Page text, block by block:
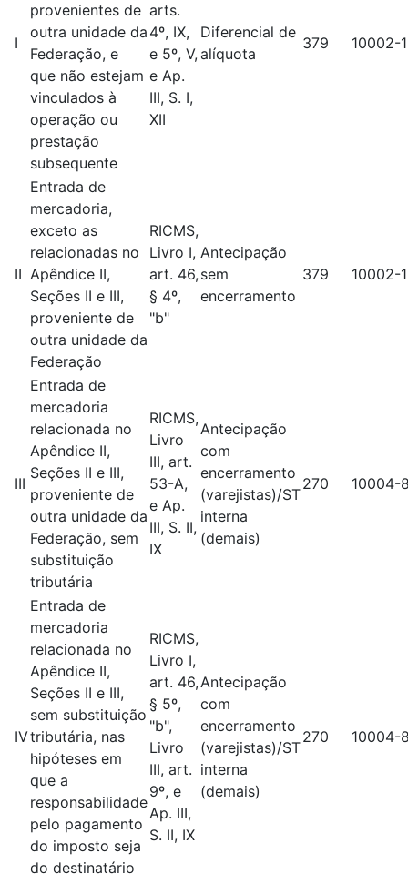
I
provenientes de
outra unidade da
Federação, e
que não estejam
vinculados à
operação ou
prestação
subsequente
arts.
4º, IX,
e 5º, V,
e Ap.
III, S. I,
XII
Diferencial de
alíquota
379 10002-1
II
Entrada de
mercadoria,
exceto as
relacionadas no
Apêndice II,
Seções II e III,
proveniente de
outra unidade da
Federação
RICMS,
Livro I,
art. 46,
§ 4º,
"b"
Antecipação
sem
encerramento
379 10002-1
III
Entrada de
mercadoria
relacionada no
Apêndice II,
Seções II e III,
proveniente de
outra unidade da
Federação, sem
substituição
tributária
RICMS,
Livro
III, art.
53-A,
e Ap.
III, S. II,
IX
Antecipação
com
encerramento
(varejistas)/ST
interna
(demais)
270 10004-
IV
Entrada de
mercadoria
relacionada no
Apêndice II,
Seções II e III,
sem substituição
tributária, nas
hipóteses em
que a
responsabilidade
pelo pagamento
do imposto seja
do destinatário
RICMS,
Livro I,
art. 46,
§ 5º,
"b",
Livro
III, art.
9º, e
Ap. III,
S. II, IX
Antecipação
com
encerramento
(varejistas)/ST
interna
(demais)
270 10004-